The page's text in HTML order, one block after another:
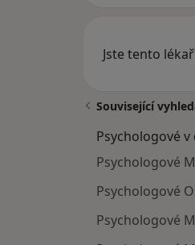
Jste tento
Související
Psychologové
Psychologové
Psychologové
Psychologové